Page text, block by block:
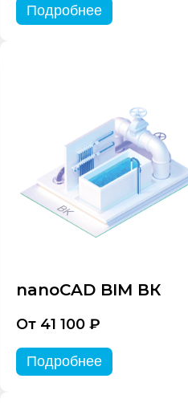
Подробнее
nanoCAD BIM ВК
От 41 100 ₽
Подробнее